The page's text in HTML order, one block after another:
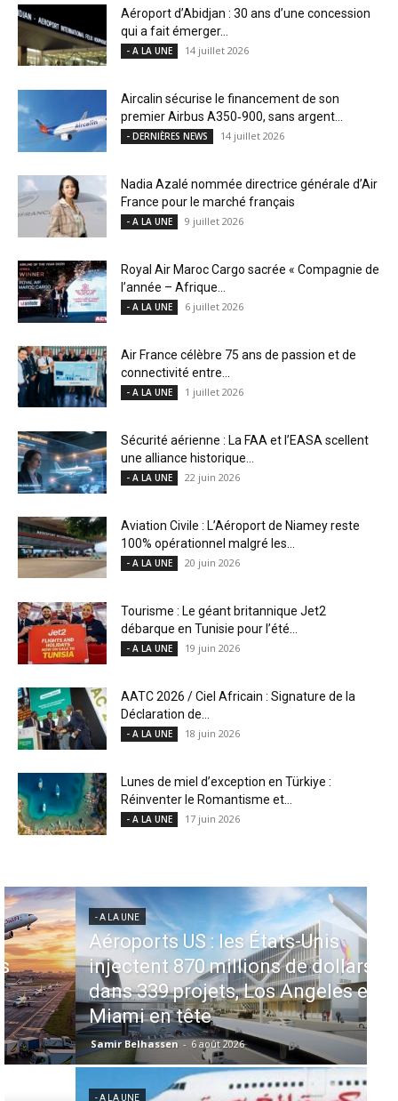
Aéroport d’Abidjan : 30 ans d’une concession
qui a fait émerger...
- A LA UNE 14 juillet 2026
Aircalin sécurise le financement de son
premier Airbus A350‑900, sans argent...
- DERNIÈRES NEWS 14 juillet 2026
Nadia Azalé nommée directrice générale d’Air
France pour le marché français
- A LA UNE 9 juillet 2026
Royal Air Maroc Cargo sacrée « Compagnie de
l’année – Afrique...
- A LA UNE 6 juillet 2026
Air France célèbre 75 ans de passion et de
connectivité entre...
- A LA UNE 1 juillet 2026
Sécurité aérienne : La FAA et l’EASA scellent
une alliance historique...
- A LA UNE 22 juin 2026
Aviation Civile : L’Aéroport de Niamey reste
100% opérationnel malgré les...
- A LA UNE 20 juin 2026
Tourisme : Le géant britannique Jet2
débarque en Tunisie pour l’été...
- A LA UNE 19 juin 2026
AATC 2026 / Ciel Africain : Signature de la
Déclaration de...
- A LA UNE 18 juin 2026
Lunes de miel d’exception en Türkiye :
Réinventer le Romantisme et...
- A LA UNE 17 juin 2026
- A LA UNE
Aéroports US : les États-Unis
injectent 870 millions de dollars
dans 339 projets, Los Angeles et
Miami en tête
Samir Belhassen - 6 août 2026